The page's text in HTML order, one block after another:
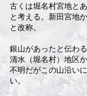
古くは堀名村宮地と
と考える。新田宮地
と改称。
銀山があったと伝わ
清水（堀名村）地区
不明だがこの山沿い
い。